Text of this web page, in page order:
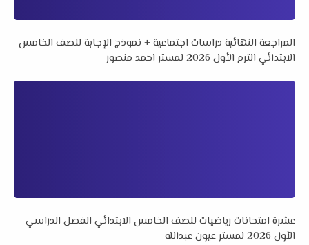
المراجعة النهائية دراسات اجتماعية + نموذج الإجابة للصف الخامس
الابتدائي الترم الأول 2026 لمستر احمد منصور
عشرة امتحانات رياضيات للصف الخامس الابتدائي الفصل الدراسي
الأول 2026 لمستر عيون عبدالله